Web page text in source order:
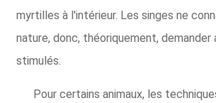
myrtilles à l'intérieur. Les singes ne
nature, donc, théoriquement,
stimulés.
Pour certains animaux, les